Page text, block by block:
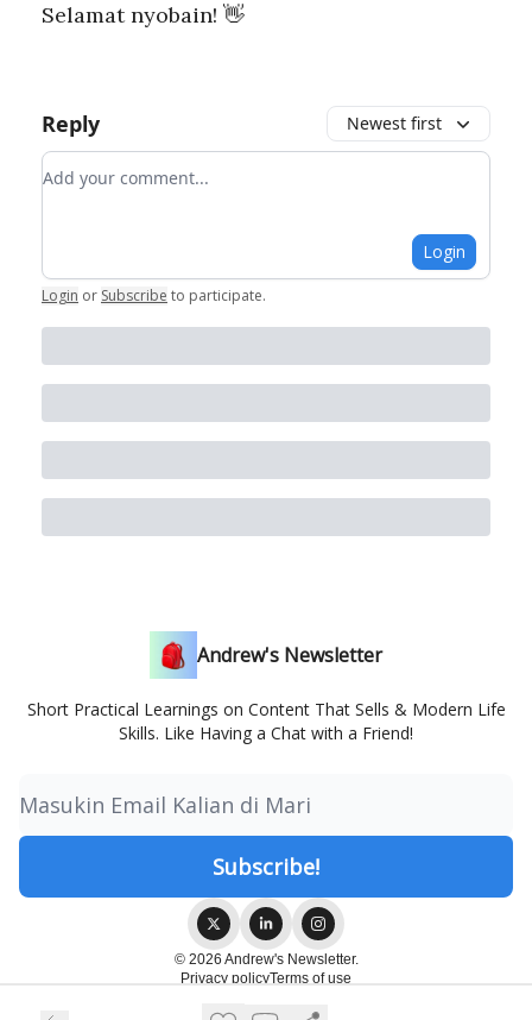
Selamat nyobain! 👋
Reply Newest first
Add your comment
Login
Login or Subscribe to participate.
Andrew's Newsletter
Short Practical Learnings on Content That Sells & Modern Life
Skills. Like Having a Chat with a Friend!
© 2026 Andrew's Newsletter.
Privacy policyTerms of use
Powered by beehiiv